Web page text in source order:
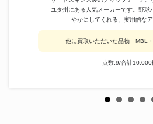
ユタ州にある人気メーカーです。野球
やかにしてくれる、実用的なア
他に買取いただいた品物 MBL
点数:9/合計